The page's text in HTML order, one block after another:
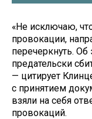
«Не исключаю,
провокации,
перечеркнуть.
предательски
— цитирует
с принятием
взяли на себя
провокаций.